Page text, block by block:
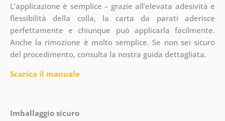
L’applicazione è semplice – grazie all’elevata adesività e
flessibilità della colla, la carta da parati aderisce
perfettamente e chiunque può applicarla facilmente.
Anche la rimozione è molto semplice. Se non sei sicuro
del procedimento, consulta la nostra guida dettagliata.
Scarica il manuale
Imballaggio sicuro